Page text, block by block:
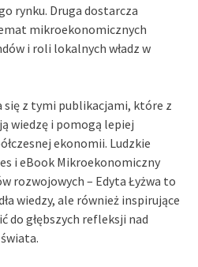
rynku. Druga dostarcza
mikroekonomicznych
i roli lokalnych władz w
się z tymi publikacjami, które z
wiedzę i pomogą lepiej
ekonomii. Ludzkie
i eBook Mikroekonomiczny
rozwojowych – Edyta Łyżwa to
wiedzy, ale również inspirujące
do głębszych refleksji nad